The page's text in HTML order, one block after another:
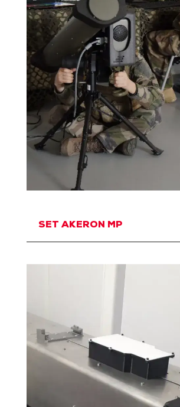
SET AKERON MP